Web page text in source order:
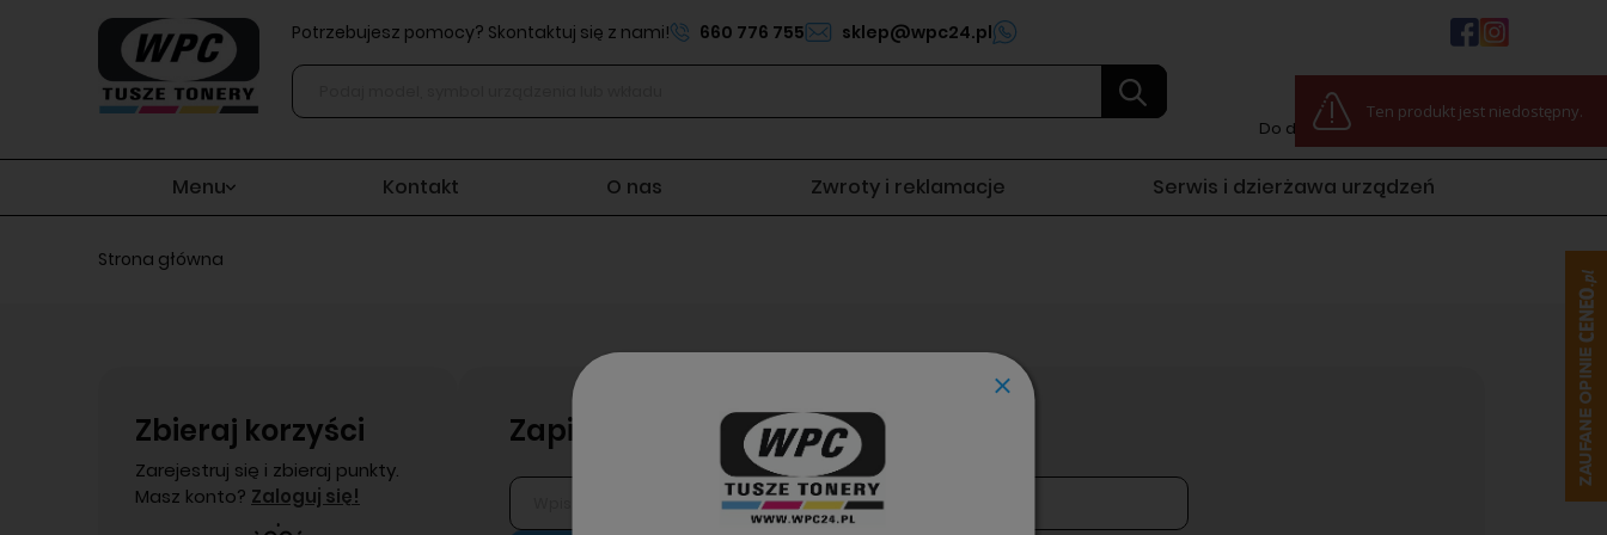
Potrzebujesz pomocy? Skontaktuj się z nami! 660 776 755 sklep@wpc24.pl
Do darmowej dostawy: 100,00 zł
Menu Kontakt O nas Zwroty i reklamacje Serwis i dzierżawa urządzeń
Strona główna
Ten produkt jest niedostępny.
Zbieraj korzyści
Zarejestruj się i zbieraj punkty.
Masz konto? Zaloguj się!
Zapisz się do newslettera!